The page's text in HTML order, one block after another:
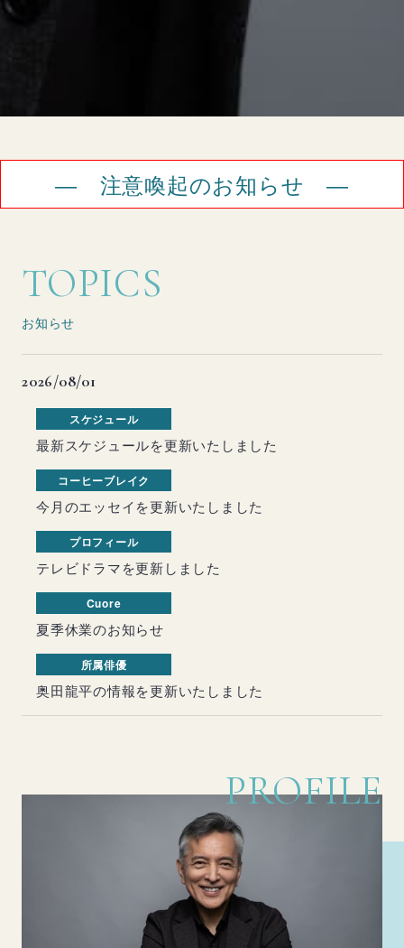
― 注意喚起のお知らせ ―
TOPICS
お知らせ
2026/08/01
スケジュール
最新スケジュールを更新いたしました
コーヒーブレイク
今月のエッセイを更新いたしました
プロフィール
テレビドラマを更新しました
Cuore
夏季休業のお知らせ
所属俳優
奥田龍平の情報を更新いたしました
PROFILE